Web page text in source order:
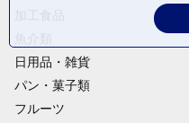
日用品・雑貨
パン・菓子類
フルーツ